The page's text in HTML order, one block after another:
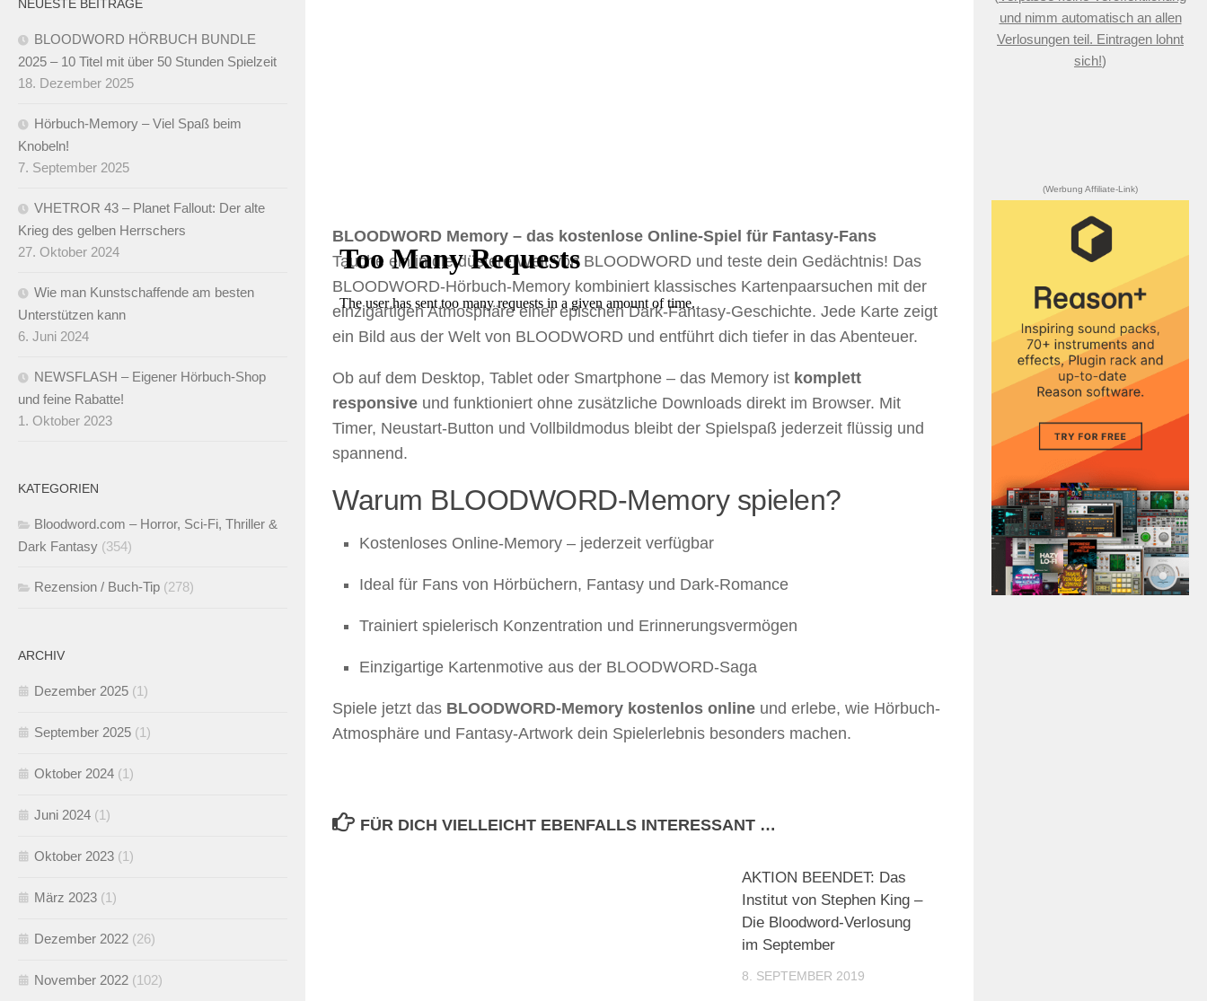
BLOODWORD Memory – das kostenlose Online-Spiel für Fantasy-Fans
Tauche ein in die düstere Welt von BLOODWORD und teste dein Gedächtnis! Das
BLOODWORD-Hörbuch-Memory kombiniert klassisches Kartenpaarsuchen mit der
einzigartigen Atmosphäre einer epischen Dark-Fantasy-Geschichte. Jede Karte zeigt
ein Bild aus der Welt von BLOODWORD und entführt dich tiefer in das Abenteuer.
Ob auf dem Desktop, Tablet oder Smartphone – das Memory ist komplett
responsive und funktioniert ohne zusätzliche Downloads direkt im Browser. Mit
Timer, Neustart-Button und Vollbildmodus bleibt der Spielspaß jederzeit flüssig und
spannend.
Warum BLOODWORD-Memory spielen?
Kostenloses Online-Memory – jederzeit verfügbar
Ideal für Fans von Hörbüchern, Fantasy und Dark-Romance
Trainiert spielerisch Konzentration und Erinnerungsvermögen
Einzigartige Kartenmotive aus der BLOODWORD-Saga
Spiele jetzt das BLOODWORD-Memory kostenlos online und erlebe, wie Hörbuch-
Atmosphäre und Fantasy-Artwork dein Spielerlebnis besonders machen.
FÜR DICH VIELLEICHT EBENFALLS INTERESSANT …
AKTION BEENDET: Das
Institut von Stephen King –
Die Bloodword-Verlosung
im September
8. SEPTEMBER 2019
NEUESTE BEITRÄGE
BLOODWORD HÖRBUCH BUNDLE
2025 – 10 Titel mit über 50 Stunden Spielzeit
18. Dezember 2025
Hörbuch-Memory – Viel Spaß beim
Knobeln!
7. September 2025
VHETROR 43 – Planet Fallout: Der alte
Krieg des gelben Herrschers
27. Oktober 2024
Wie man Kunstschaffende am besten
Unterstützen kann
6. Juni 2024
NEWSFLASH – Eigener Hörbuch-Shop
und feine Rabatte!
1. Oktober 2023
KATEGORIEN
Bloodword.com – Horror, Sci-Fi, Thriller &
Dark Fantasy (354)
Rezension / Buch-Tip (278)
ARCHIV
Dezember 2025 (1)
September 2025 (1)
Oktober 2024 (1)
Juni 2024 (1)
Oktober 2023 (1)
März 2023 (1)
Dezember 2022 (26)
November 2022 (102)
und nimm automatisch an allen
Verlosungen teil. Eintragen lohnt
sich!)
(Werbung Affiliate-Link)